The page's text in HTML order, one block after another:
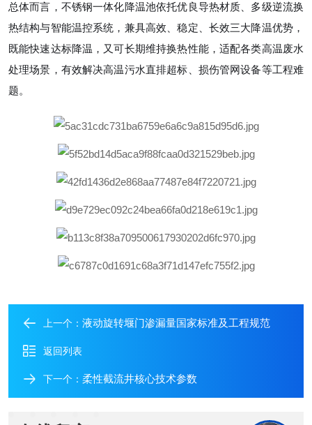
总体而言，不锈钢一体化降温池依托优良导热材质、多级逆流换
热结构与智能温控系统，兼具高效、稳定、长效三大降温优势，
既能快速达标降温，又可长期维持换热性能，适配各类高温废水
处理场景，有效解决高温污水直排超标、损伤管网设备等工程难
题。
上一个： 液动旋转堰门渗漏量国家标准及工程规范
返回列表
下一个： 柔性截流井核心技术参数